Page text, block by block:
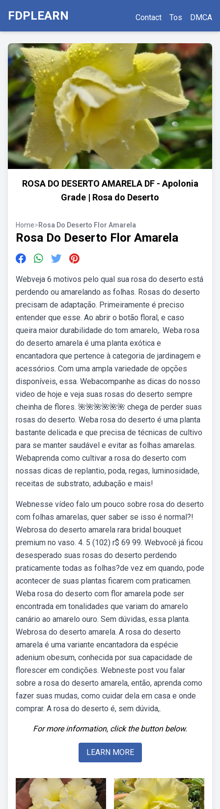
FDPLEARN Contact Tos DMCA
ROSA DO DESERTO AMARELA DF - Apolonia
Grade | Rosa do Deserto
Home>Rosa Do Deserto Flor Amarela
Rosa Do Deserto Flor Amarela
Webveja 6 motivos pelo qual sua rosa do deserto está
perdendo ou amarelando as folhas. Rosas do deserto
precisam de adaptação. Primeiramente é preciso
entender que esse. Ao abrir o botão floral, e caso
queira maior durabilidade do tom amarelo,. Weba rosa
do deserto amarela é uma planta exótica e
encantadora que pertence à categoria de jardinagem e
acessórios. Com uma ampla variedade de opções
disponíveis, essa. Webacompanhe as dicas do nosso
video de hoje e veja suas rosas do deserto sempre
cheinha de flores. 🌺🌺🌺🌺🌺🌺 chega de perder suas
rosas do deserto. Weba rosa do deserto é uma planta
bastante delicada e que precisa de técnicas de cultivo
para se manter saudável e evitar as folhas amarelas.
Webaprenda como cultivar a rosa do deserto com
nossas dicas de replantio, poda, regas, luminosidade,
receitas de substrato, adubação e mais!
Webnesse vídeo falo um pouco sobre rosa do deserto
com folhas amarelas, quer saber se isso é normal?!
Webrosa do deserto amarela rara bridal bouquet
premium no vaso. 4. 5 (102) r$ 69 99. Webvocê já ficou
desesperado suas rosas do deserto perdendo
praticamente todas as folhas?de vez em quando, pode
acontecer de suas plantas ficarem com praticamen.
Weba rosa do deserto com flor amarela pode ser
encontrada em tonalidades que variam do amarelo
canário ao amarelo ouro. Sem dúvidas, essa planta.
Webrosa do deserto amarela. A rosa do deserto
amarela é uma variante encantadora da espécie
adenium obesum, conhecida por sua capacidade de
florescer em condições. Webneste post vou falar
sobre a rosa do deserto amarela, então, aprenda como
fazer suas mudas, como cuidar dela em casa e onde
comprar. A rosa do deserto é, sem dúvida,.
For more information, click the button below.
LEARN MORE